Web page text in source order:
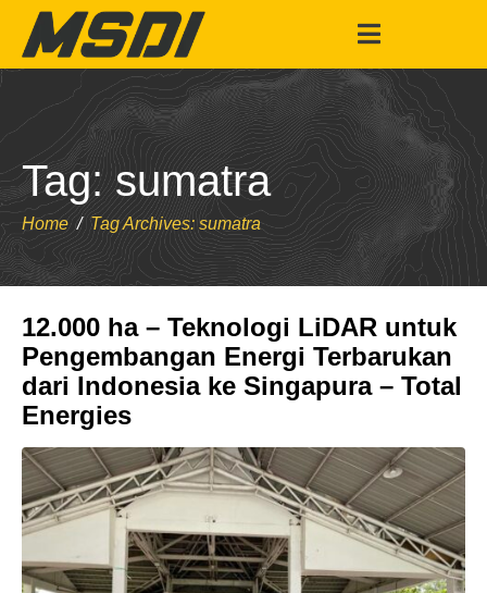
Tag:sumatra
Home Tag Archives: sumatra
12.000 ha – Teknologi LiDAR untuk
Pengembangan Energi Terbarukan
dari Indonesia ke Singapura – Total
Energies